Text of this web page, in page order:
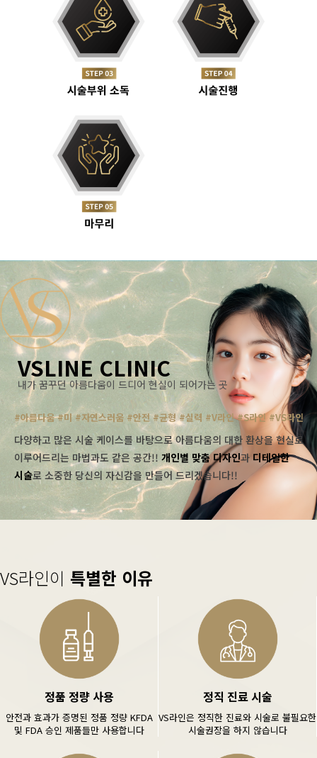
VSLINE CLINIC
내가 꿈꾸던 아름다움이 드디어 현실이 되어가는 곳
#아름다움 #미 #자연스러움 #안전 #균형 #실력 #V라인 #S라인 #VS라인
다양하고 많은 시술 케이스를 바탕으로 아름다움의 대한 환상을 현실로
이루어드리는 마법과도 같은 공간!! 개인별 맞춤 디자인과디테일한
시술로 소중한 당신의 자신감을 만들어 드리겠습니다!!
VS라인이 특별한 이유
정품 정량 사용
안전과 효과가 증명된 정품 정량 KFDA
및 FDA 승인 제품들만 사용합니다
정직 진료 시술
VS라인은 정직한 진료와 시술로 불필요한
시술권장을 하지 않습니다